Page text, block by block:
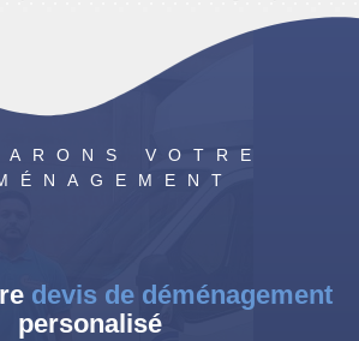
VOTRE
devis de déménagement
personalisé